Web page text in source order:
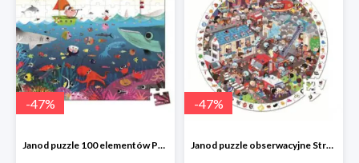
-47%
Janod puzzle 100 elementów Podwodny Świat -47%
-47%
Janod puzzle obserwacyjne Straż pożarna -47%